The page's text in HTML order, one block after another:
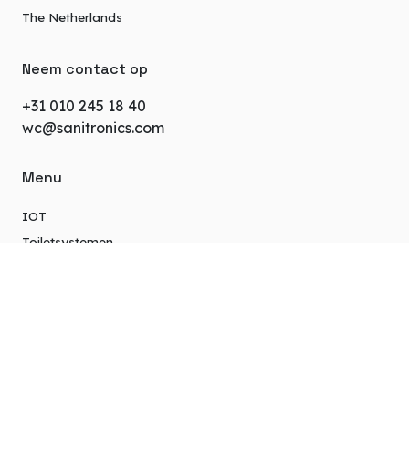
The Netherlands
Neem contact op
+31 010 245 18 40
wc@sanitronics.com
Menu
IOT
Toiletsystemen